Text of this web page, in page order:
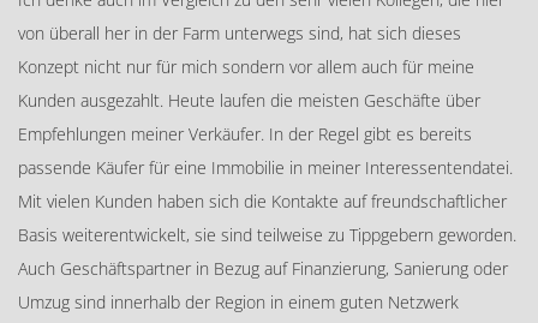
von überall her in der Farm unterwegs sind, hat sich dieses
Konzept nicht nur für mich sondern vor allem auch für meine
Kunden ausgezahlt. Heute laufen die meisten Geschäfte über
Empfehlungen meiner Verkäufer. In der Regel gibt es bereits
passende Käufer für eine Immobilie in meiner Interessentendatei.
Mit vielen Kunden haben sich die Kontakte auf freundschaftlicher
Basis weiterentwickelt, sie sind teilweise zu Tippgebern geworden.
Auch Geschäftspartner in Bezug auf Finanzierung, Sanierung oder
Umzug sind innerhalb der Region in einem guten Netzwerk